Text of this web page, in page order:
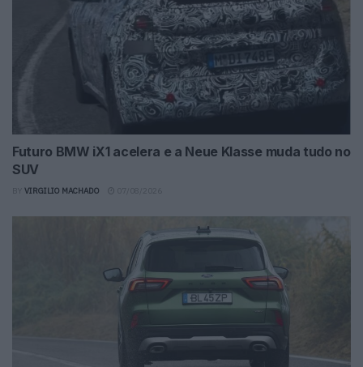
Futuro BMW iX1 acelera e a Neue Klasse muda tudo no
SUV
VIRGILIO MACHADO